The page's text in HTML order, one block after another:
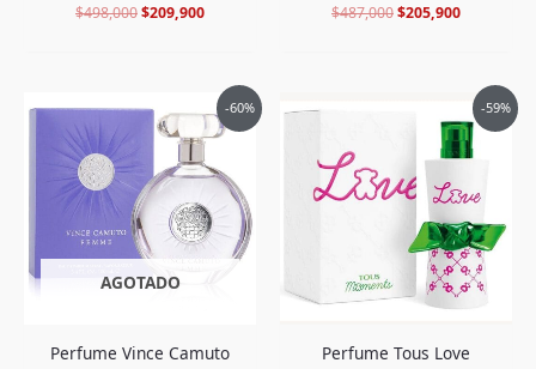
$498,000$209,900 $487,000$205,900
-60%
AGOTADO
Perfume Vince Camuto
precio
original
$526,000.
precio
actual
es:
$209,900.
-59%
Perfume Tous Love
precio
original
$438,000.
precio
actual
es: